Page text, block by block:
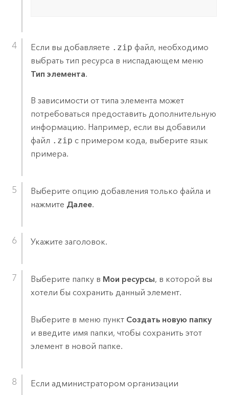
Если вы добавляете .zip файл, необходимо
выбрать тип ресурса в ниспадающем меню
Тип элемента.
В зависимости от типа элемента может
потребоваться предоставить дополнительную
информацию. Например, если вы добавили
файл .zip с примером кода, выберите язык
примера.
Выберите опцию добавления только файла и
нажмите Далее.
Укажите заголовок.
Выберите папку в Мои ресурсы, в которой вы
хотели бы сохранить данный элемент.
Выберите в меню пункт Создать новую папку
и введите имя папки, чтобы сохранить этот
элемент в новой папке.
Если администратором организации